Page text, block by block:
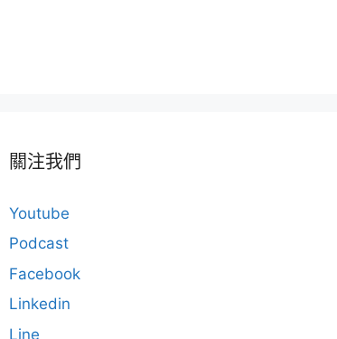
關注我們
Youtube
Podcast
Facebook
Linkedin
Line